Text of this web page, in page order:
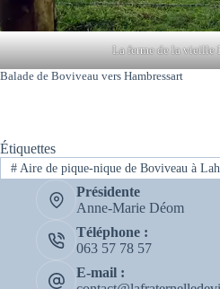
La ferme de la vieille
Balade de Boviveau vers Hambressart
Étiquettes
#Aire de pique-nique de Boviveau à
Présidente
Anne-Marie Déom
Téléphone :
063 57 78 57
E-mail :